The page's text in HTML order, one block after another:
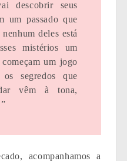
descobrir seus
um passado que
deles está
mistérios um
um jogo
segredos que
vêm à tona,
acompanhamos a